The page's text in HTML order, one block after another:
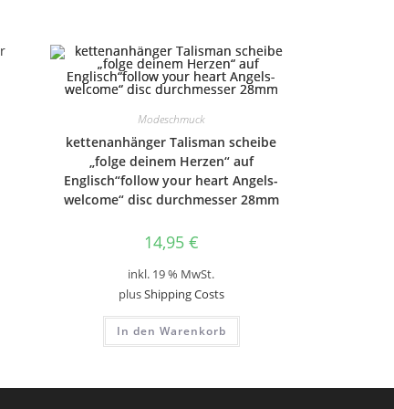
Modeschmuck
kettenanhänger Talisman scheibe
„folge deinem Herzen“ auf
Englisch“follow your heart Angels-
welcome“ disc durchmesser 28mm
14,95 €
inkl. 19 % MwSt.
plusShipping Costs
In den Warenkorb